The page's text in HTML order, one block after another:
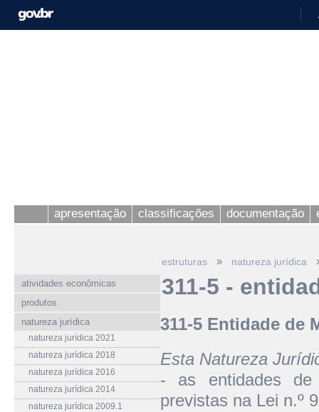
apresentação classificações documentação
atividades econômicas
produtos
natureza jurídica
natureza jurídica 2021
natureza jurídica 2018
natureza jurídica 2016
natureza jurídica 2014
natureza jurídica 2009.1
estruturas » natureza jurídica
311-5 -
311-5 Entidade de
Esta Natureza
- as entidades de
previstas na Lei n.º